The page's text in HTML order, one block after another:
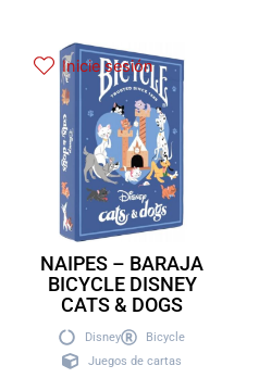
Inicie sesión
NAIPES – BARAJA
BICYCLE DISNEY
CATS & DOGS
Disney
Bicycle
Juegos de cartas